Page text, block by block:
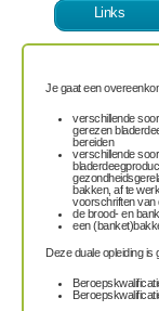
Links
Je gaat een
verschillende
gerezen
bereiden
verschillende
bakken, af te
voorschriften van
de brood- en
een
Deze duale opleiding is